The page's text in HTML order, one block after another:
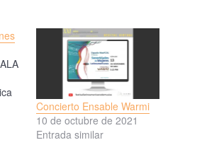
Concierto Ensable Warmi
10 de octubre de 2021
Entrada similar